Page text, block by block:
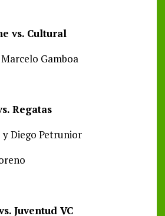
vs. Cultural
Gamboa
Regatas
Diego Petrunior
Juventud VC